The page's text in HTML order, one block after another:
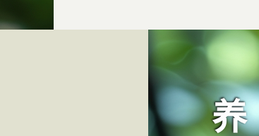
养